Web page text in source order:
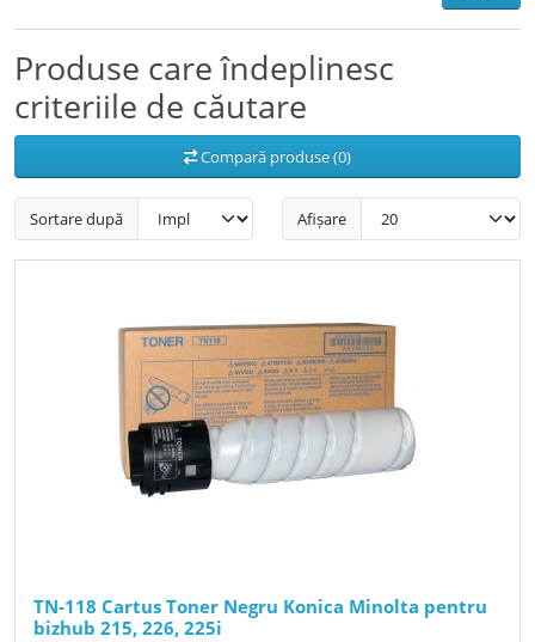
Produse care îndeplinesc
criteriile de căutare
Compară produse (0)
Sortare după Afișare
TN-118 Cartus Toner Negru Konica Minolta pentru
bizhub 215, 226, 225i